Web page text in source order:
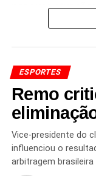
por suas
levou à Seleção
entre os principais
para reforçar o
A expectativa é de
negociação nos
viabilize a
como uma
criatividade e
negro,
ESPORTES
Remo
Vice-presidente do
influenciou o
arbitragem brasileira